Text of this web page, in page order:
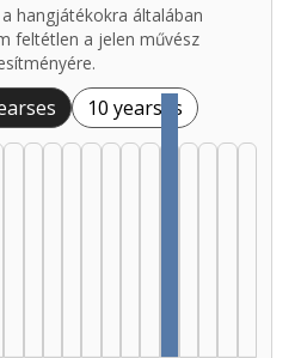
hangjátékokra általában
feltétlen a jelen művész
10 yearses